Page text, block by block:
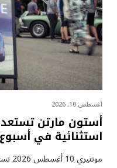
أغسطس 10, 2026
أستون مارتن
استثنائية في